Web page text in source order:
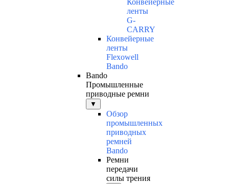
Конвейерные
ленты
G-
CARRY
Конвейерные
ленты
Flexowell
Bando
Bando
Промышленные
приводные ремни
▼
Обзор
промышленных
приводных
ремней
Bando
Ремни
передачи
силы трения